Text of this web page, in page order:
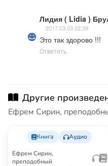
Лидия ( Lidia )
2017.03.03 22:39
Это так здорово !!!
Ответить
Другие
Ефрем Сирин,
Книга Аудио
Ефрем Сирин,
преподобный